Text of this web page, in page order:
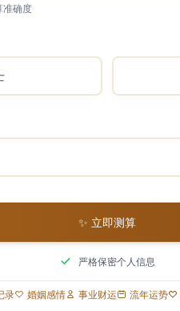
准确度
✨ 立即测算
严格保密个人信息
录 婚姻感情 事业财运 流年运势